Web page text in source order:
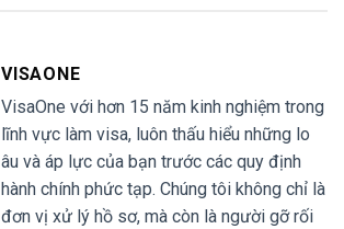
VISAONE
VisaOne với hơn 15 năm kinh nghiệm trong
lĩnh vực làm visa, luôn thấu hiểu những lo
âu và áp lực của bạn trước các quy định
hành chính phức tạp. Chúng tôi không chỉ là
đơn vị xử lý hồ sơ, mà còn là người gỡ rối